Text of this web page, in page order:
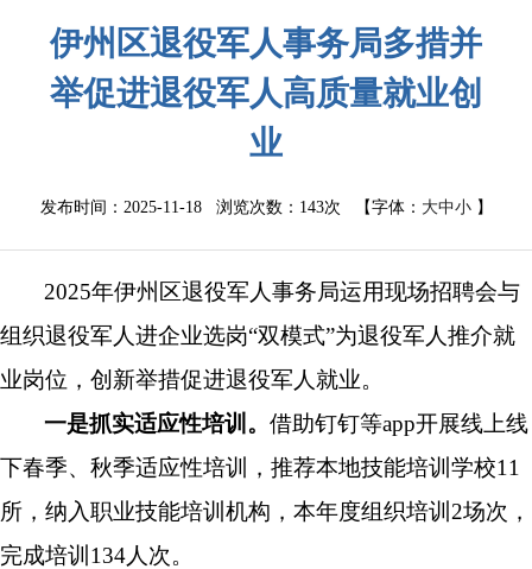
伊州区退役军人事务局多措并
举促进退役军人高质量就业创
业
发布时间：2025-11-18 浏览次数： 143次 【字体： 大中小】
2025年伊州区退役军人事务局运用现场招聘会与
组织退役军人进企业选岗“双模式”为退役军人推介就
业岗位，创新举措促进退役军人就业。
一是抓实适应性培训。借助钉钉等app开展线上线
下春季、秋季适应性培训， 推荐本地技能培训学校11
所，纳入职业技能培训机构，本年度组织培训2场次，
完成培训134人次。